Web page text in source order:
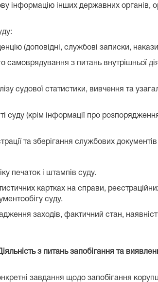
інформацію інших державних органів,
(доповідні, службові записки,
самоврядування з питань внутрішньої
судової статистики, вивчення та
суду (крім інформації про
та зберігання службових документів
печаток і штампів суду.
картках на справи,
суду.
заходів, фактичний стан,
з питань запобігання та
завдання щодо запобігання